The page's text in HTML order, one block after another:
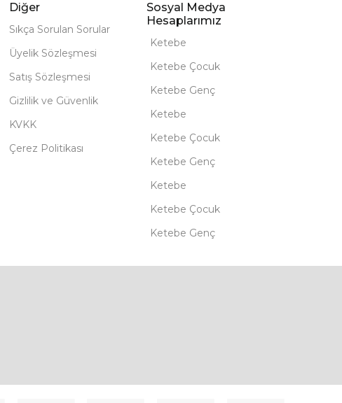
Diğer
Sıkça Sorulan Sorular
Üyelik Sözleşmesi
Satış Sözleşmesi
Gizlilik ve Güvenlik
KVKK
Çerez Politikası
Sosyal Medya
Hesaplarımız
Ketebe
Ketebe Çocuk
Ketebe Genç
Ketebe
Ketebe Çocuk
Ketebe Genç
Ketebe
Ketebe Çocuk
Ketebe Genç